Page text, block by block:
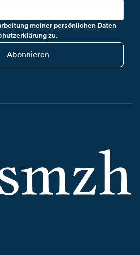
meiner persönlichen Daten
zu.
Abonnieren